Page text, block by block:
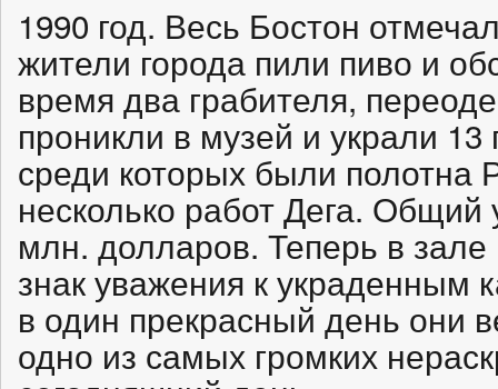
1990 год. Весь Бостон
жители города пили пиво и
время два грабителя,
проникли в музей и украли 13
среди которых были
несколько работ Дега.
млн. долларов. Теперь в
знак уважения к украденным
в один прекрасный день они
одно из самых громких